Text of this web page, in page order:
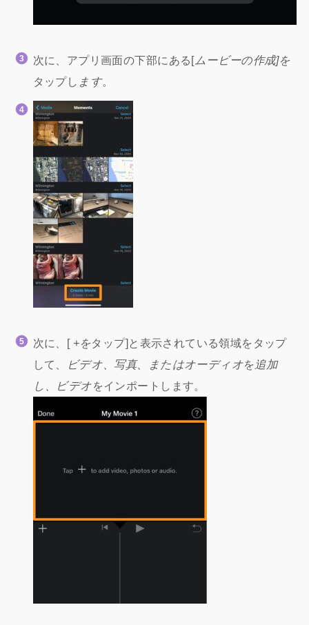
次に、アプリ画面の下部にある[ムービーの作成]を
タップし ます。
次に、[ +をタップ]と表示されている領域をタップ
して、
ビデオ、写真、またはオーディオを 追加
し、ビデオをインポートします。